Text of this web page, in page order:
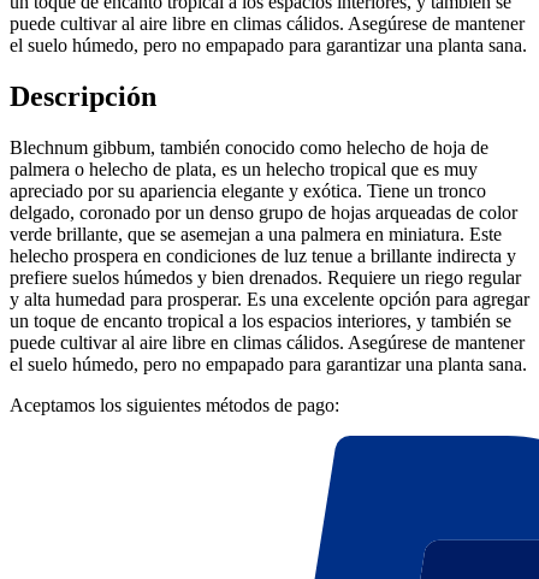
puede cultivar al aire libre en climas cálidos. Asegúrese de mantener
el suelo húmedo, pero no empapado para garantizar una planta sana.
Descripción
Blechnum gibbum, también conocido como helecho de hoja de
palmera o helecho de plata, es un helecho tropical que es muy
apreciado por su apariencia elegante y exótica. Tiene un tronco
delgado, coronado por un denso grupo de hojas arqueadas de color
verde brillante, que se asemejan a una palmera en miniatura. Este
helecho prospera en condiciones de luz tenue a brillante indirecta y
prefiere suelos húmedos y bien drenados. Requiere un riego regular
y alta humedad para prosperar. Es una excelente opción para agregar
un toque de encanto tropical a los espacios interiores, y también se
puede cultivar al aire libre en climas cálidos. Asegúrese de mantener
el suelo húmedo, pero no empapado para garantizar una planta sana.
Aceptamos los siguientes métodos de pago: